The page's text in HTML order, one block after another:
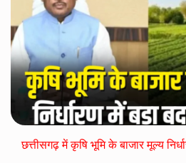
छत्तीसगढ़ में कृषि भूमि के बाजार मूल्य